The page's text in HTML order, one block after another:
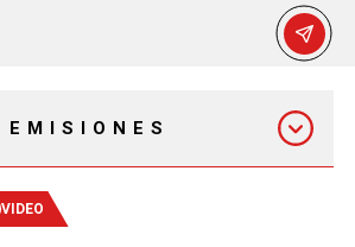
EMISIONES
MAÑANA EXPRESS
VIDEO